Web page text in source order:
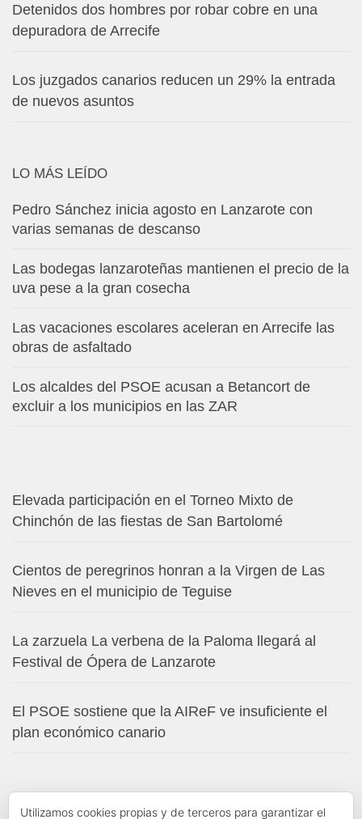
Detenidos dos hombres por robar cobre en una
depuradora de Arrecife
Los juzgados canarios reducen un 29% la entrada
de nuevos asuntos
LO MÁS LEÍDO
Pedro Sánchez inicia agosto en Lanzarote con
varias semanas de descanso
Las bodegas lanzaroteñas mantienen el precio de la
uva pese a la gran cosecha
Las vacaciones escolares aceleran en Arrecife las
obras de asfaltado
Los alcaldes del PSOE acusan a Betancort de
excluir a los municipios en las ZAR
Elevada participación en el Torneo Mixto de
Chinchón de las fiestas de San Bartolomé
Cientos de peregrinos honran a la Virgen de Las
Nieves en el municipio de Teguise
La zarzuela La verbena de la Paloma llegará al
Festival de Ópera de Lanzarote
El PSOE sostiene que la AIReF ve insuficiente el
plan económico canario
Utilizamos cookies propias y de terceros para garantizar el